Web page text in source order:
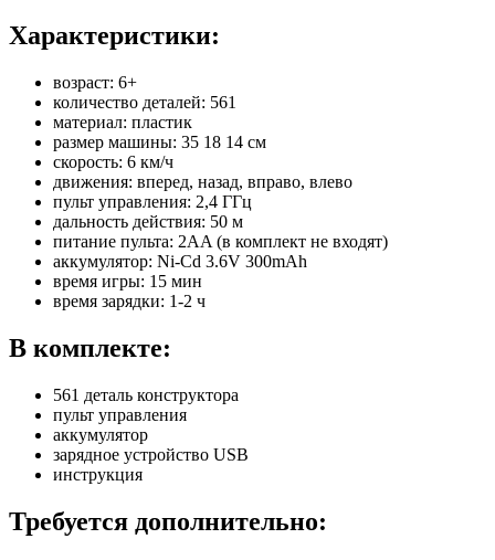
Характеристики:
возраст: 6+
количество деталей: 561
материал: пластик
размер машины: 35 18 14 см
скорость: 6 км/ч
движения: вперед, назад, вправо, влево
пульт управления: 2,4 ГГц
дальность действия: 50 м
питание пульта: 2AA (в комплект не входят)
аккумулятор: Ni-Cd 3.6V 300mAh
время игры: 15 мин
время зарядки: 1-2 ч
В комплекте:
561 деталь конструктора
пульт управления
аккумулятор
зарядное устройство USB
инструкция
Требуется дополнительно: